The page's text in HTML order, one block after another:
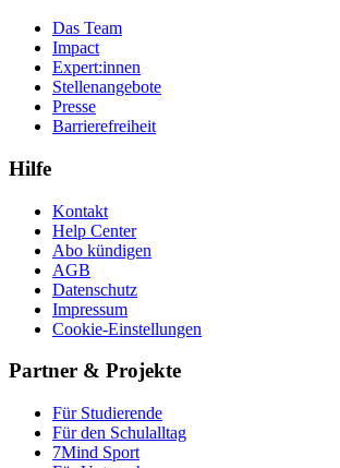
Das Team
Impact
Expert:innen
Stellenangebote
Presse
Barrierefreiheit
Hilfe
Kontakt
Help Center
Abo kündigen
AGB
Datenschutz
Impressum
Cookie-Einstellungen
Partner & Projekte
Für Stu­die­rende
Für den Schulalltag
7Mind Sport